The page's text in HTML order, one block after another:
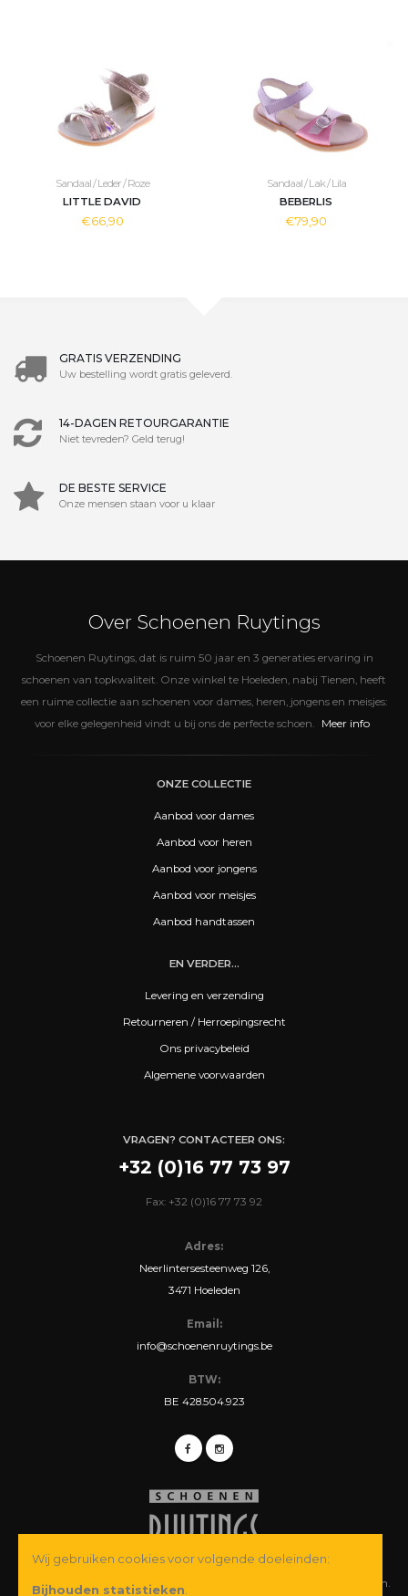
Sandaal / Leder / Roze
LITTLE DAVID
€66,90
Sandaal / Lak / Lila
BEBERLIS
€79,90
GRATIS VERZENDING
Uw bestelling wordt gratis geleverd.
14-DAGEN RETOURGARANTIE
Niet tevreden? Geld terug!
DE BESTE SERVICE
Onze mensen staan voor u klaar
Over Schoenen Ruytings
Schoenen Ruytings, dat is ruim 50 jaar en 3 generaties ervaring in
schoenen van topkwaliteit. Onze winkel te Hoeleden, nabij Tienen, heeft
een ruime collectie aan schoenen voor dames, heren, jongens en meisjes:
voor elke gelegenheid vindt u bij ons de perfecte schoen.
Meer info
ONZE COLLECTIE
Aanbod voor dames
Aanbod voor heren
Aanbod voor jongens
Aanbod voor meisjes
Aanbod handtassen
EN VERDER...
Levering en verzending
Retourneren / Herroepingsrecht
Ons privacybeleid
Algemene voorwaarden
VRAGEN? CONTACTEER ONS:
+32 (0)16 77 73 97
Fax: +32 (0)16 77 73 92
Adres:
Neerlintersesteenweg 126,
3471 Hoeleden
Email:
info@schoenenruytings.be
BTW:
BE 428.504.923
© Copyright 2026 Schoenen Ruytings BVBA. Alle rechten voorbehouden.
Wij gebruiken cookies voor volgende doeleinden:
Bijhouden statistieken